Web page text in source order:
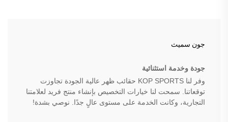
جون سميث
جودة وخدمة استثنائية
وفر لنا KOP SPORTS حقائب ظهر عالية الجودة تجاوزت
توقعاتنا. سمحت لنا خيارات التخصيص بإنشاء منتج فريد لعلامتنا
التجارية، وكانت الخدمة على مستوى عالٍ جدًا. نوصي بشدة!